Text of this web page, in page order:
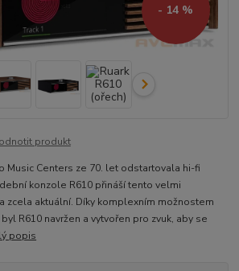
- 14 %
produkt
Music Centers ze 70. let odstartovala hi-fi
konzole R610 přináší tento velmi
zcela aktuální. Díky komplexním možnostem
R610 navržen a vytvořen pro zvuk, aby se
popis